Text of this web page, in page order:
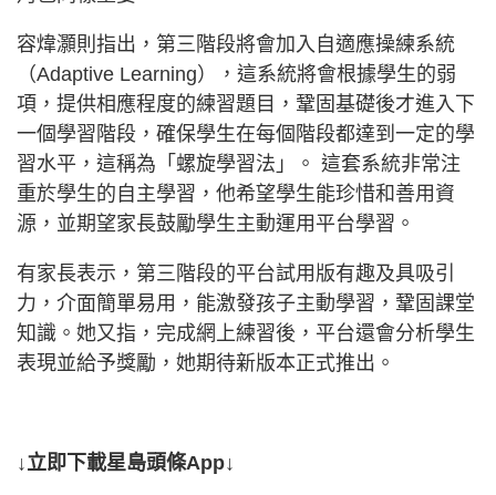
容煒灝則指出，第三階段將會加入自適應操練系統
（Adaptive Learning），這系統將會根據學生的弱
項，提供相應程度的練習題目，鞏固基礎後才進入下
一個學習階段，確保學生在每個階段都達到一定的學
習水平，這稱為「螺旋學習法」。 這套系統非常注
重於學生的自主學習，他希望學生能珍惜和善用資
源，並期望家長鼓勵學生主動運用平台學習。
有家長表示，第三階段的平台試用版有趣及具吸引
力，介面簡單易用，能激發孩子主動學習，鞏固課堂
知識。她又指，完成網上練習後，平台還會分析學生
表現並給予獎勵，她期待新版本正式推出。
↓立即下載星島頭條App↓